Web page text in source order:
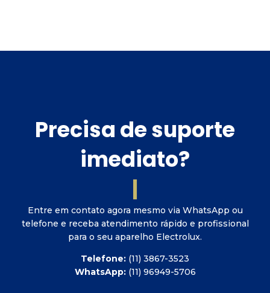
Precisa de suporte
imediato?
o
Entre em contato agora mesmo via WhatsApp ou
telefone e receba atendimento rápido e profissional
para o seu aparelho Electrolux.
Telefone: (11) 3867-3523
WhatsApp:(11) 96949-5706